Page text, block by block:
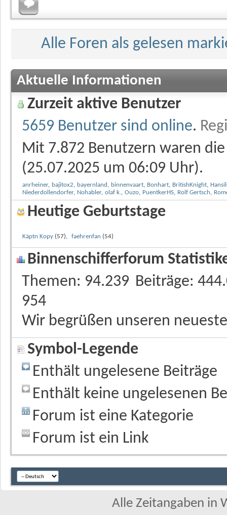
Alle Foren als gelesen
Aktuelle Informationen
Zurzeit aktive Benutzer
5659 Benutzer sind online.
Mit 7.872 Benutzern waren
(25.07.2025 um 06:09 Uhr).
anrheiner, bajitox2, bayernland , binnenvaart, Bonhart, BritishKnight,
Niederdollendorfer, Nohabler, olaf k., Ouzo, PuentkerHS, Rolf Gertsch,
Heutige Geburtstage
Käptn Kopy (57), faehrenfan (54)
Binnenschifferforum
Themen
94.239 Beiträge
954
Wir begrüßen unseren
Symbol-Legende
Enthält ungelesene Beiträge
Enthält keine ungelesenen
Forum ist eine Kategorie
Forum ist ein Link
Alle Zeitangaben in